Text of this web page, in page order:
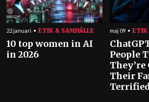
22 januari ETIK & SAMHÄLLE
10 top women in AI
in 2026
maj 09 ETIK
People
They’re
Their